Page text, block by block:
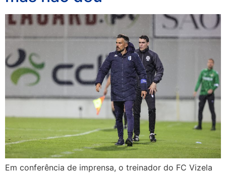
Em conferência de imprensa, o treinador do FC Vizela